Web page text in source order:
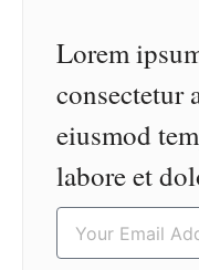
Lorem
consectetur
eiusmod
labore et